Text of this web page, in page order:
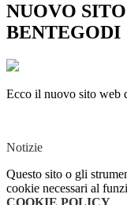
NUOVO
BENTEGODI
Ecco il nuovo sito web
Notizie
Questo sito o gli
cookie necessari al